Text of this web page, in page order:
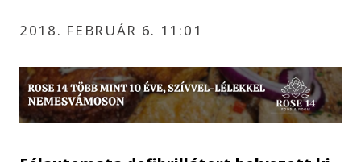
2018. FEBRUÁR 6. 11:01